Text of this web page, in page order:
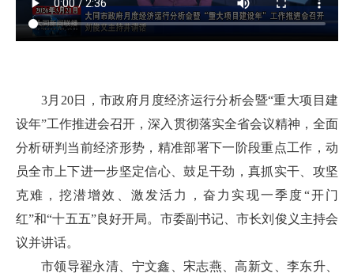
3月20日，市政府月度经济运行分析会暨“重大项目建
设年”工作推进会召开，深入贯彻落实全省会议精神，全面
分析研判当前经济形势，精准部署下一阶段重点工作，动
员全市上下进一步坚定信心、鼓足干劲，真抓实干、攻坚
克难，挖潜增效、激发活力，奋力实现一季度“开门
红”和“十五五”良好开局。市委副书记、市长刘俊义主持会
议并讲话。
市领导翟永清、宁文鑫、宋志燕、高新文、李东升、